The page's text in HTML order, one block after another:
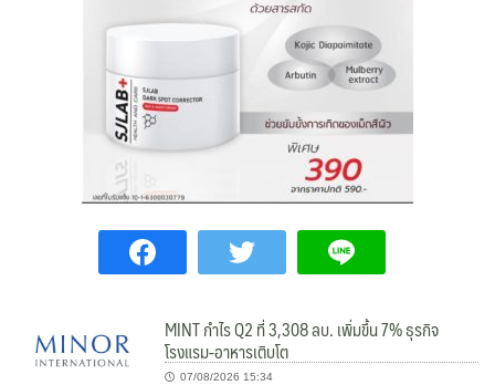
MINT กำไร Q2 ที่ 3,308 ลบ. เพิ่มขึ้น 7% ธุรกิจ
โรงแรม-อาหารเติบโต
07/08/2026 15:34